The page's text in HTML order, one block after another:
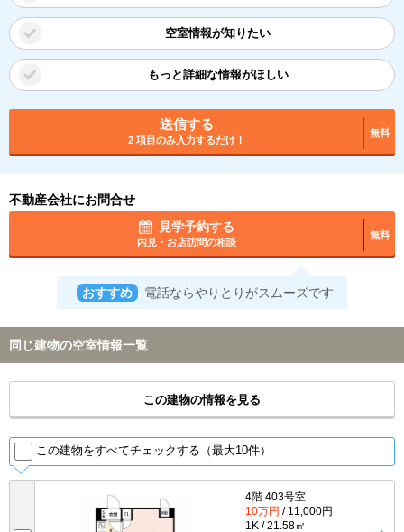
空室情報が知りたい
もっと詳細な情報がほしい
送信する
2 項目のみ入力するだけ！
無料
不動産会社にお問合せ
見学予約する
内見・お店訪問の相談
無料
おすすめ 電話ならやりとりがスムーズです
同じ建物の空室情報一覧
この建物の情報を見る
この建物をすべてチェックする（最大10件）
4階 403号室
10万円 / 11,000円
1K / 21.58㎡